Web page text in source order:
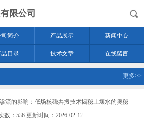
限公司
司简介 产品展示 新闻中心
品目录 技术文章 在线留言
更多>>
流的影响：低场核磁共振技术揭秘土壤水的奥秘
数：536 更新时间：2026-02-12